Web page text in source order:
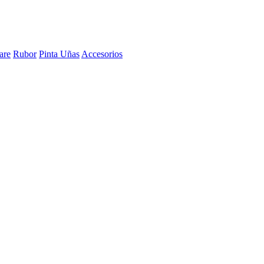
Rubor Pinta Uñas Accesorios